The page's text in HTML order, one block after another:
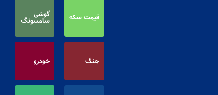
قیمت سکه گوشی
سامسونگ
جنگ خودرو